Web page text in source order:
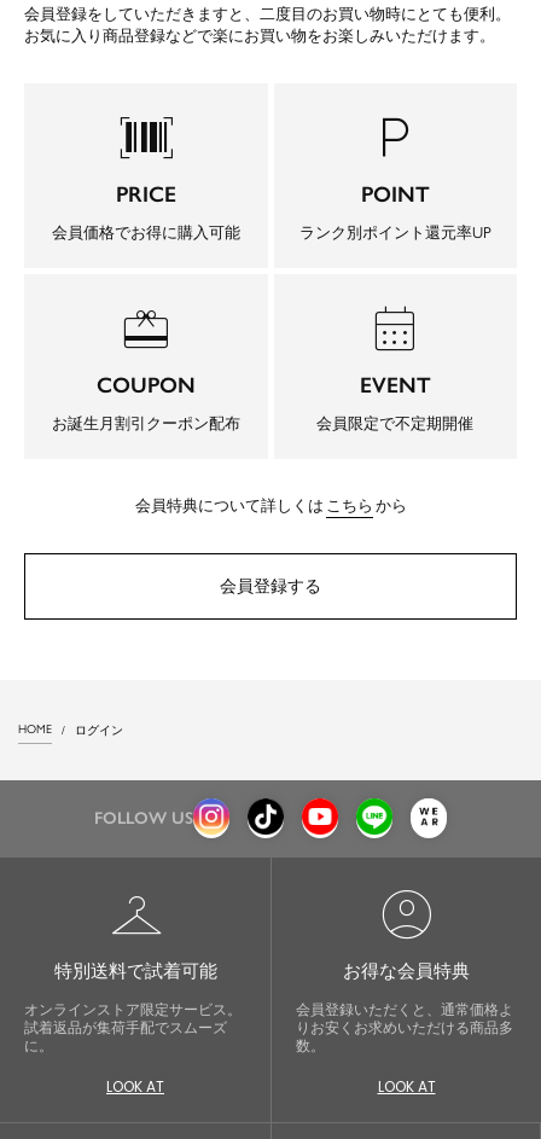
会員登録をしていただきますと、二度目のお買い物時にとても便利。
お気に入り商品登録などで楽にお買い物をお楽しみいただけます。
barcode_scanner
PRICE
会員価格でお得に購入可能
local_parking
POINT
ランク別ポイント還元率UP
redeem
COUPON
お誕生月割引クーポン配布
calendar_month
EVENT
会員限定で不定期開催
会員特典について詳しくは こちら から
会員登録する
HOME ログイン
FOLLOW US
checkroom
特別送料で試着可能
オンラインストア限定サービス。
試着返品が集荷手配でスムーズ
に。
LOOK AT
account_circle
お得な会員特典
会員登録いただくと、通常価格よ
りお安くお求めいただける商品多
数。
LOOK AT